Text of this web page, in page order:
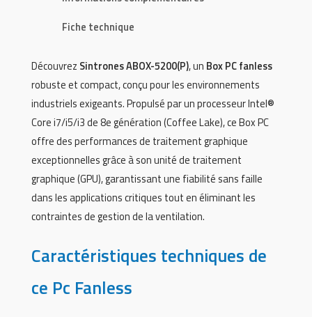
Fiche technique
Découvrez Sintrones ABOX-5200(P), un Box PC fanless
robuste et compact, conçu pour les environnements
industriels exigeants. Propulsé par un processeur Intel®
Core i7/i5/i3 de 8e génération (Coffee Lake), ce Box PC
offre des performances de traitement graphique
exceptionnelles grâce à son unité de traitement
graphique (GPU), garantissant une fiabilité sans faille
dans les applications critiques tout en éliminant les
contraintes de gestion de la ventilation.
Caractéristiques techniques de
ce Pc Fanless